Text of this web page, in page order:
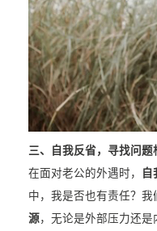
三、自我反省，寻找问题
在面对老公的外遇时，
自
中，我是否也有责任？我
源，无论是外部压力还是